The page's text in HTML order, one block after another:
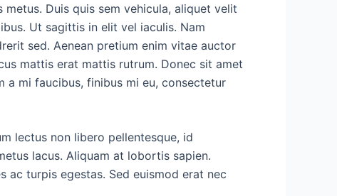
Duis quis sem vehicula, aliquet velit
Ut sagittis in elit vel iaculis. Nam
sed. Aenean pretium enim vitae auctor
mattis erat mattis rutrum. Donec sit amet
mi faucibus, finibus mi eu, consectetur
lectus non libero pellentesque, id
lacus. Aliquam at lobortis sapien.
ac turpis egestas. Sed euismod erat nec